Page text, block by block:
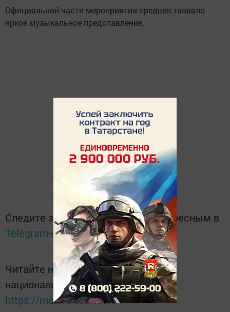
Официальной части мероприятия предшествовало
яркое музыкальное представление.
Следите за самым важным и интересным в
Telegram-каналеТатмедиа
Читайте новости Татарстана в
национальном мессенджере MАХ:
https://max.ru/tatmedia